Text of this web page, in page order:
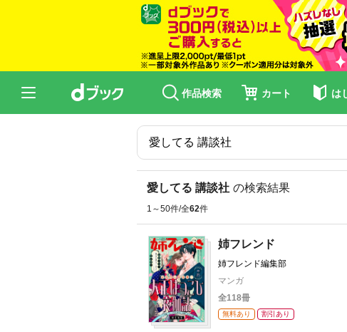
作品検索 カート は
愛してる 講談社 の検索結果
1～50件/全62件
姉フレンド
姉フレンド編集部
マンガ
全118冊
無料あり 割引あり